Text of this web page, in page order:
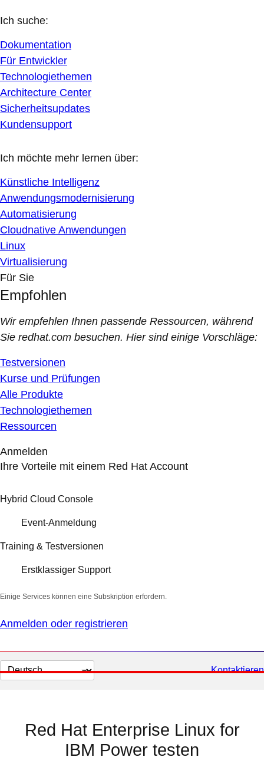
Ich suche:
Dokumentation
Für Entwickler
Technologiethemen
Architecture Center
Sicherheitsupdates
Kundensupport
Ich möchte mehr lernen über:
Künstliche Intelligenz
Anwendungsmodernisierung
Automatisierung
Cloudnative Anwendungen
Linux
Virtualisierung
Für Sie
Empfohlen
Wir empfehlen Ihnen passende Ressourcen, während
Sie redhat.com besuchen. Hier sind einige Vorschläge:
Testversionen
Kurse und Prüfungen
Alle Produkte
Technologiethemen
Ressourcen
Anmelden
Ihre Vorteile mit einem Red Hat Account
Hybrid Cloud Console
Event-Anmeldung
Training & Testversionen
Erstklassiger Support
Einige Services können eine Subskription erfordern.
Anmelden oder registrieren
Sprache
auswählen
Kontaktieren